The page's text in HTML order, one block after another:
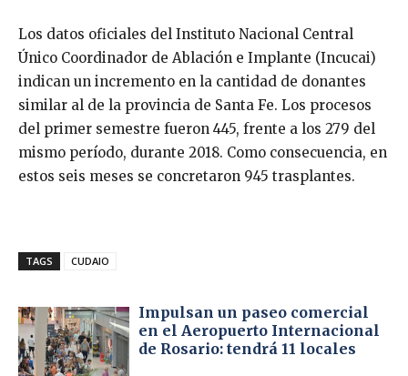
Los datos oficiales del Instituto Nacional Central
Único Coordinador de Ablación e Implante (Incucai)
indican un incremento en la cantidad de donantes
similar al de la provincia de Santa Fe. Los procesos
del primer semestre fueron 445, frente a los 279 del
mismo período, durante 2018. Como consecuencia, en
estos seis meses se concretaron 945 trasplantes.
TAGS CUDAIO
Impulsan un paseo comercial
en el Aeropuerto Internacional
de Rosario: tendrá 11 locales